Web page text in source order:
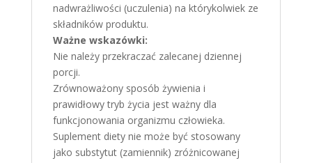
nadwrażliwości (uczulenia) na którykolwiek ze
składników produktu.
Ważne wskazówki:
Nie należy przekraczać zalecanej dziennej
porcji.
Zrównoważony sposób żywienia i
prawidłowy tryb życia jest ważny dla
funkcjonowania organizmu człowieka.
Suplement diety nie może być stosowany
jako substytut (zamiennik) zróżnicowanej